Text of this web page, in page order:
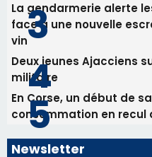
La gendarmerie alerte
face à une nouvelle
vin
Deux jeunes Ajacciens
militaire
En Corse, un début de
consommation en recul
Newsletter